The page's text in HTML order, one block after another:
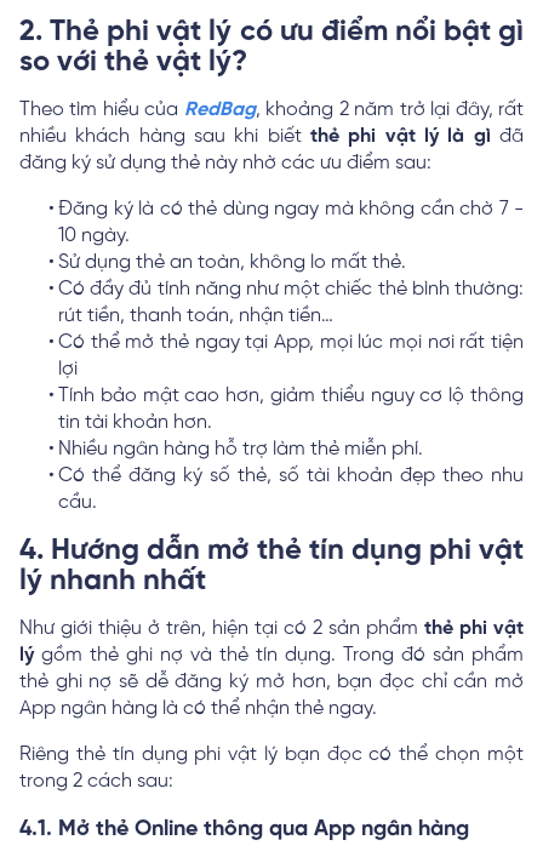
2. Thẻ phi vật lý có ưu điểm nổi bật gì
so với thẻ vật lý?
Theo tìm hiểu của RedBag, khoảng 2 năm trở lại đây, rất
nhiều khách hàng sau khi biếtthẻ phi vật lý là gìđã
đăng ký sử dụng thẻ này nhờ các ưu điểm sau:
Đăng ký là có thẻ dùng ngay mà không cần chờ 7 -
10 ngày.
Sử dụng thẻ an toàn, không lo mất thẻ.
Có đầy đủ tính năng như một chiếc thẻ bình thường:
rút tiền, thanh toán, nhận tiền…
Có thể mở thẻ ngay tại App, mọi lúc mọi nơi rất tiện
lợi
Tính bảo mật cao hơn, giảm thiểu nguy cơ lộ thông
tin tài khoản hơn.
Nhiều ngân hàng hỗ trợ làm thẻ miễn phí.
Có thể đăng ký số thẻ, số tài khoản đẹp theo nhu
cầu.
4. Hướng dẫn mở thẻ tín dụng phi vật
lý nhanh nhất
Như giới thiệu ở trên, hiện tại có 2 sản phẩm thẻ phi vật
lý gồm thẻ ghi nợ và thẻ tín dụng. Trong đó sản phẩm
thẻ ghi nợ sẽ dễ đăng ký mở hơn, bạn đọc chỉ cần mở
App ngân hàng là có thể nhận thẻ ngay.
Riêng thẻ tín dụng phi vật lý bạn đọc có thể chọn một
trong 2 cách sau:
4.1. Mở thẻ Online thông qua App ngân hàng